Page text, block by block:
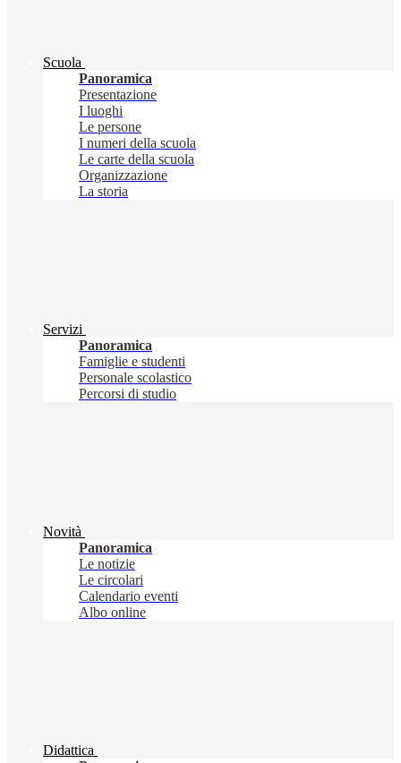
Scuola
Panoramica
Presentazione
I luoghi
Le persone
I numeri della scuola
Le carte della scuola
Organizzazione
La storia
Servizi
Panoramica
Famiglie e studenti
Personale scolastico
Percorsi di studio
Novità
Panoramica
Le notizie
Le circolari
Calendario eventi
Albo online
Didattica